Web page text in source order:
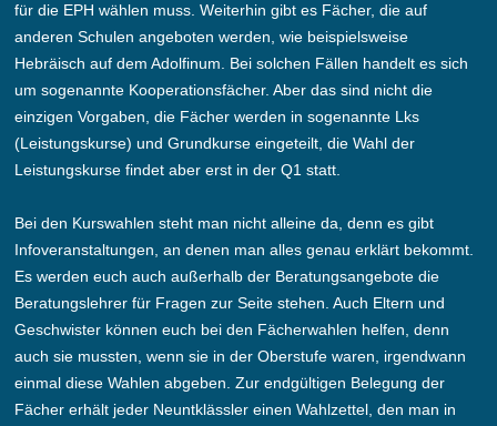
für die EPH wählen muss. Weiterhin gibt es Fächer, die auf
anderen Schulen angeboten werden, wie beispielsweise
Hebräisch auf dem Adolfinum. Bei solchen Fällen handelt es sich
um sogenannte Kooperationsfächer. Aber das sind nicht die
einzigen Vorgaben, die Fächer werden in sogenannte Lks
(Leistungskurse) und Grundkurse eingeteilt, die Wahl der
Leistungskurse findet aber erst in der Q1 statt.
Bei den Kurswahlen steht man nicht alleine da, denn es gibt
Infoveranstaltungen, an denen man alles genau erklärt bekommt.
Es werden euch auch außerhalb der Beratungsangebote die
Beratungslehrer für Fragen zur Seite stehen. Auch Eltern und
Geschwister können euch bei den Fächerwahlen helfen, denn
auch sie mussten, wenn sie in der Oberstufe waren, irgendwann
einmal diese Wahlen abgeben. Zur endgültigen Belegung der
Fächer erhält jeder Neuntklässler einen Wahlzettel, den man in